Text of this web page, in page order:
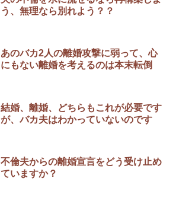
う、無理なら別れよう？？
あのバカ2人の離婚攻撃に弱って、心
にもない離婚を考えるのは本末転倒
結婚、離婚、どちらもこれが必要です
が、バカ夫はわかっていないのです
不倫夫からの離婚宣言をどう受け止め
ていますか？